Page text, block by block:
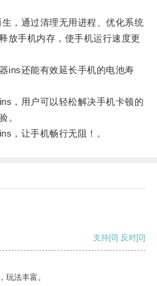
通过清理无用进程、优化系统
放手机内存，使手机运行速度更
还能有效延长手机的电池寿
用户可以轻松解决手机卡顿的
。
让手机畅行无阻！。
支持[0] 反对[0]
玩法丰富。